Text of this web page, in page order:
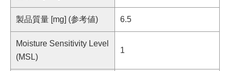
製品質量 [mg] (参考値) 6.5
Moisture Sensitivity Level
(MSL)
1